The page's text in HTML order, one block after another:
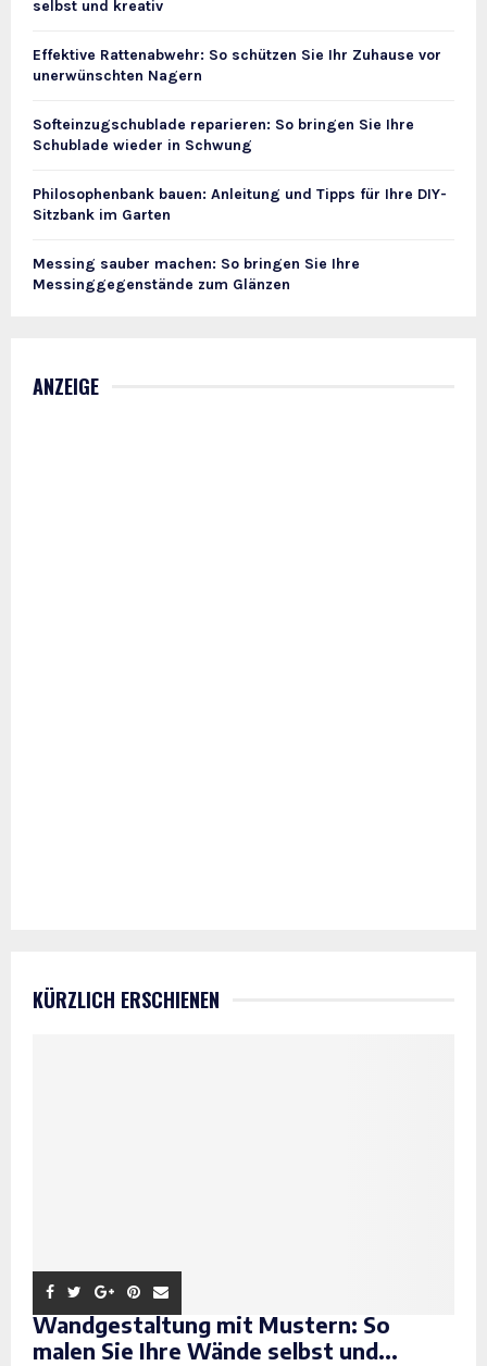
selbst und kreativ
Effektive Rattenabwehr: So schützen Sie Ihr Zuhause vor
unerwünschten Nagern
Softeinzugschublade reparieren: So bringen Sie Ihre
Schublade wieder in Schwung
Philosophenbank bauen: Anleitung und Tipps für Ihre DIY-
Sitzbank im Garten
Messing sauber machen: So bringen Sie Ihre
Messinggegenstände zum Glänzen
ANZEIGE
KÜRZLICH ERSCHIENEN
Wandgestaltung mit Mustern: So
malen Sie Ihre Wände selbst und...